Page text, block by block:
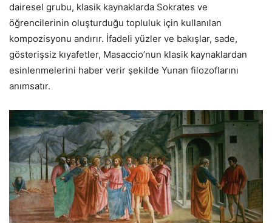
dairesel grubu, klasik kaynaklarda Sokrates ve
öğrencilerinin oluşturduğu topluluk için kullanılan
kompozisyonu andırır. İfadeli yüzler ve bakışlar, sade,
gösterişsiz kıyafetler, Masaccio’nun klasik kaynaklardan
esinlenmelerini haber verir şekilde Yunan filozoflarını
anımsatır.